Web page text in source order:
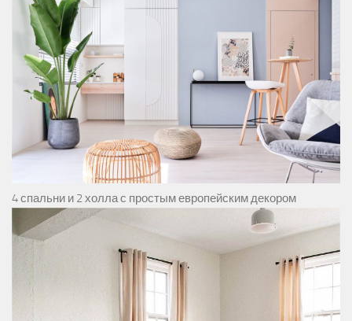
4 спальни и 2 холла с простым европейским декором